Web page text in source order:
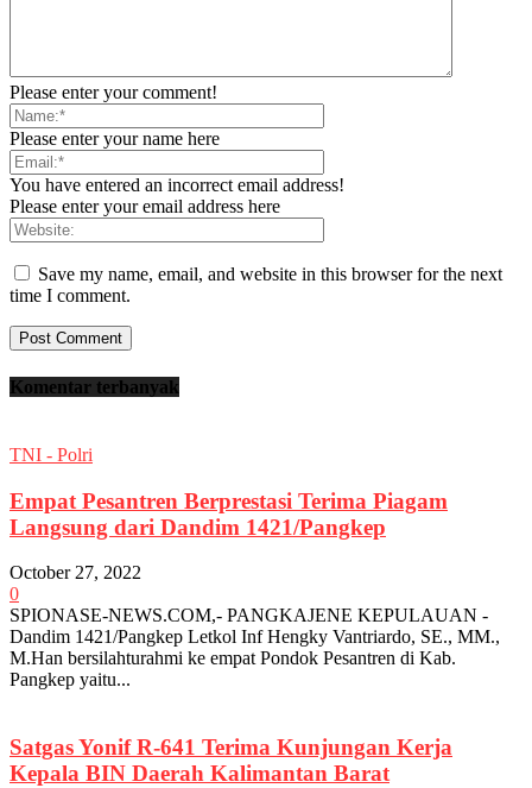
Please enter your comment!
Please enter your name here
You have entered an incorrect email address!
Please enter your email address here
Save my name, email, and website in this browser for the next
time I comment.
Komentar terbanyak
TNI - Polri
Empat Pesantren Berprestasi Terima Piagam
Langsung dari Dandim 1421/Pangkep
October 27, 2022
0
SPIONASE-NEWS.COM,- PANGKAJENE KEPULAUAN -
Dandim 1421/Pangkep Letkol Inf Hengky Vantriardo, SE., MM.,
M.Han bersilahturahmi ke empat Pondok Pesantren di Kab.
Pangkep yaitu...
Satgas Yonif R-641 Terima Kunjungan Kerja
Kepala BIN Daerah Kalimantan Barat